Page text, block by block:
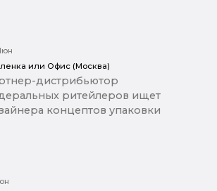
или Офис (Москва)
дистрибьютор
ритейлеров ищет
концептов упаковки